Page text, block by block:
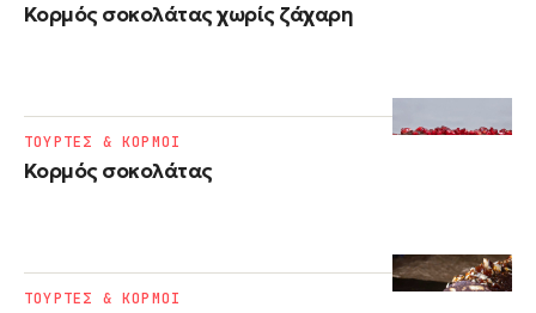
Κορμός σοκολάτας χωρίς ζάχαρη
Κορμός σοκολάτας
ΤΟΥΡΤΕΣ & ΚΟΡΜΟΙ
ΤΟΥΡΤΕΣ & ΚΟΡΜΟΙ